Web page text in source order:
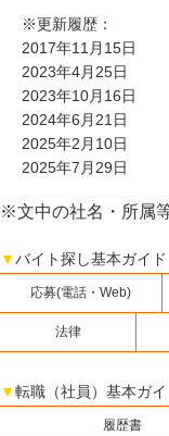
※更新履歴：
2017年11月15日
2023年4月25日
2023年10月16日
2024年6月21日
2025年2月10日
2025年7月29日
※文中の社名・所属
▼バイト探し基本ガイ
応募(電話・Web)
法律
▼転職（社員）基本ガイ
履歴書